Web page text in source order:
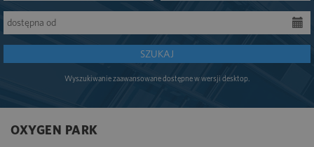
SZUKAJ
Wyszukiwanie zaawansowane dostępne w wersji desktop.
OXYGEN PARK